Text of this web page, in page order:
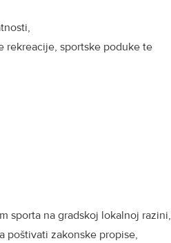
rekreacije, sportske poduke te
sporta na gradskoj lokalnoj razini,
poštivati zakonske propise,